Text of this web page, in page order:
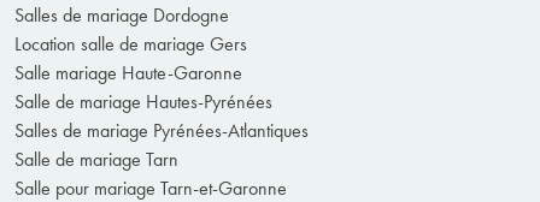
Salles de mariage Dordogne
Location salle de mariage Gers
Salle mariage Haute-Garonne
Salle de mariage Hautes-Pyrénées
Salles de mariage Pyrénées-Atlantiques
Salle de mariage Tarn
Salle pour mariage Tarn-et-Garonne